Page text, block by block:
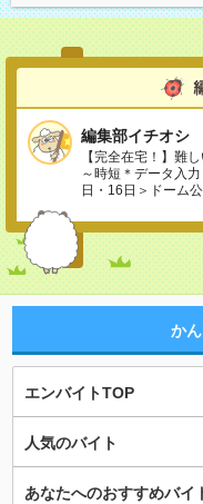
編集部イチオシ
【完全在宅！】難
～時短＊データ入
日・16日＞ドーム
か
エンバイトTOP
人気のバイト
あなたへのおすすめバイ